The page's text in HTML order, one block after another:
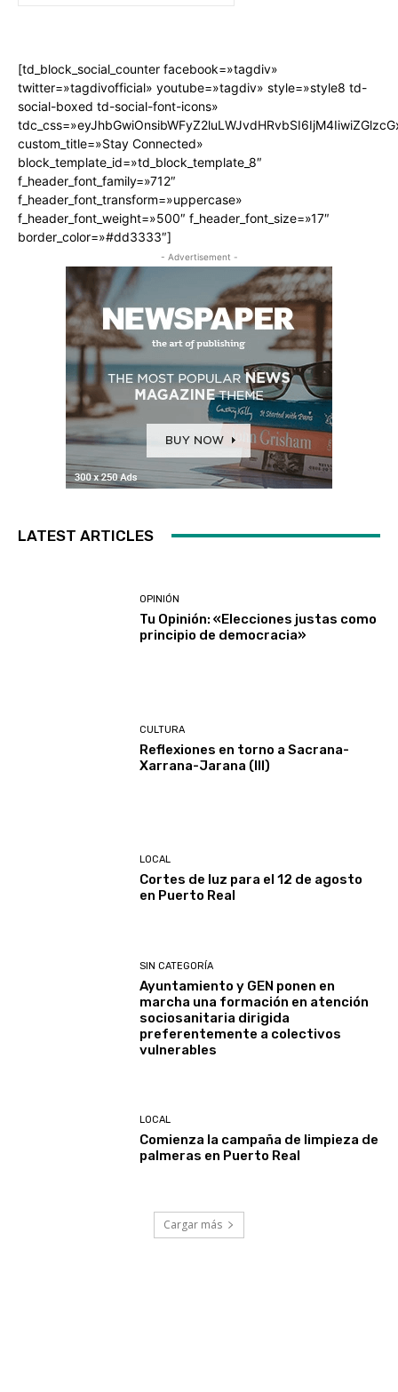
[td_block_social_counter facebook=»tagdiv»
twitter=»tagdivofficial» youtube=»tagdiv» style=»style8 td-
social-boxed td-social-font-icons»
custom_title=»Stay Connected»
block_template_id=»td_block_template_8″
f_header_font_family=»712″
f_header_font_transform=»uppercase»
f_header_font_weight=»500″ f_header_font_size=»17″
border_color=»#dd3333″]
- Advertisement -
LATEST ARTICLES
OPINIÓN
Tu Opinión: «Elecciones justas como
principio de democracia»
CULTURA
Reflexiones en torno a Sacrana-
Xarrana-Jarana (III)
LOCAL
Cortes de luz para el 12 de agosto
en Puerto Real
SIN CATEGORÍA
Ayuntamiento y GEN ponen en
marcha una formación en atención
sociosanitaria dirigida
preferentemente a colectivos
vulnerables
LOCAL
Comienza la campaña de limpieza de
palmeras en Puerto Real
Cargar más